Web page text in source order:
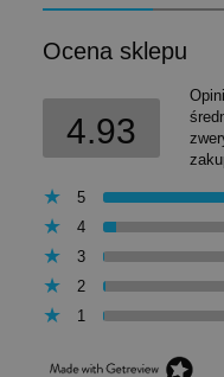
Ocena sklepu
4.93
5
4
3
2
1